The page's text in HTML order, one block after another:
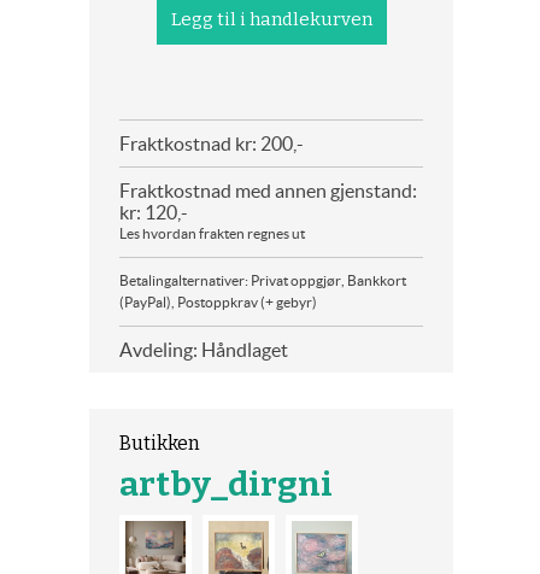
Fraktkostnad kr: 200,-
Fraktkostnad med annen gjenstand:
kr: 120,-
Les hvordan frakten regnes ut
Betalingalternativer: Privat oppgjør, Bankkort
(PayPal), Postoppkrav (+ gebyr)
Avdeling: Håndlaget
Butikken
artby_dirgni